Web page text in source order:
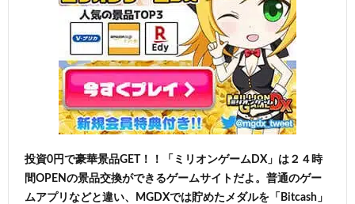
投資0円で豪華景品GET！！「ミリオンゲームDX」は２４時
間OPENの景品交換ができるゲームサイトだよ。普通のゲー
ムアプリなどと違い、MGDXでは貯めたメダルを「Bitcash」